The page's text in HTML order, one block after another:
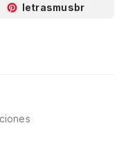
letrasmusbr